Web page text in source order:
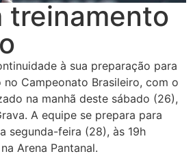
treinamento
à sua preparação para
Campeonato Brasileiro, com o
na manhã deste sábado (26),
A equipe se prepara para
segunda-feira (28), às 19h
Arena Pantanal.